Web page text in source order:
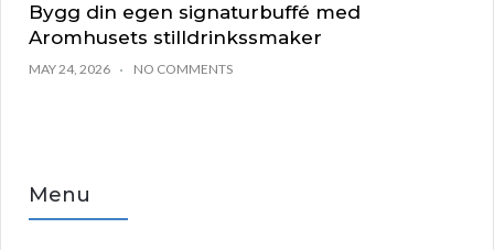
Bygg din egen signaturbuffé med
Aromhusets stilldrinkssmaker
MAY 24, 2026 NO COMMENTS
Menu